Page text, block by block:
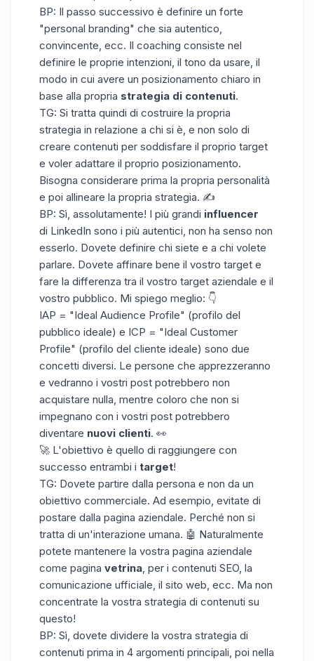
BP: Il passo successivo è definire un forte
"personal branding" che sia autentico,
convincente, ecc. Il coaching consiste nel
definire le proprie intenzioni, il tono da usare, il
modo in cui avere un posizionamento chiaro in
base alla propria strategia di contenuti.
TG: Si tratta quindi di costruire la propria
strategia in relazione a chi si è, e non solo di
creare contenuti per soddisfare il proprio target
e voler adattare il proprio posizionamento.
Bisogna considerare prima la propria personalità
e poi allineare la propria strategia. ✍️
BP: Sì, assolutamente! I più grandi influencer
di LinkedIn sono i più autentici, non ha senso non
esserlo. Dovete definire chi siete e a chi volete
parlare. Dovete affinare bene il vostro target e
fare la differenza tra il vostro target aziendale e il
vostro pubblico. Mi spiego meglio: 👇
IAP = "Ideal Audience Profile" (profilo del
pubblico ideale) e ICP = "Ideal Customer
Profile" (profilo del cliente ideale) sono due
concetti diversi. Le persone che apprezzeranno
e vedranno i vostri post potrebbero non
acquistare nulla, mentre coloro che non si
impegnano con i vostri post potrebbero
diventare nuovi clienti. 👀
🚀 L'obiettivo è quello di raggiungere con
successo entrambi i target!
TG: Dovete partire dalla persona e non da un
obiettivo commerciale. Ad esempio, evitate di
postare dalla pagina aziendale. Perché non si
tratta di un'interazione umana. 🤖 Naturalmente
potete mantenere la vostra pagina aziendale
come pagina vetrina, per i contenuti SEO, la
comunicazione ufficiale, il sito web, ecc. Ma non
concentrate la vostra strategia di contenuti su
questo!
BP: Sì, dovete dividere la vostra strategia di
contenuti prima in 4 argomenti principali, poi nella